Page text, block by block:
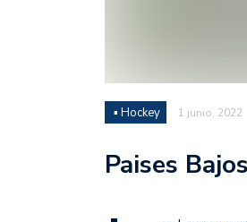
▪ Hockey 1 junio, 2022
Paises